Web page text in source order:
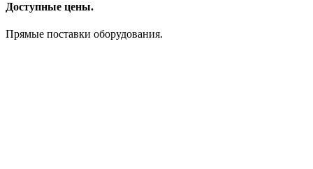
Доступные цены.
Прямые поставки оборудования.